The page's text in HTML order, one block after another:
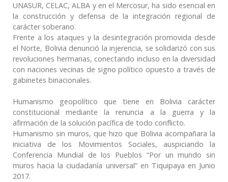
UNASUR, CELAC, ALBA y en el Mercosur, ha sido esencial en
la construcción y defensa de la integración regional de
carácter soberano.
Frente a los ataques y la desintegración promovida desde
el Norte, Bolivia denunció la injerencia, se solidarizó con sus
revoluciones hermanas, conectando incluso en la diversidad
con naciones vecinas de signo político opuesto a través de
gabinetes binacionales.
Humanismo geopolítico que tiene en Bolivia carácter
constitucional mediante la renuncia a la guerra y la
afirmación de la solución pacífica de todo conflicto.
Humanismo sin muros, que hizo que Bolivia acompañara la
iniciativa de los Movimientos Sociales, auspiciando la
Conferencia Mundial de los Pueblos “Por un mundo sin
muros hacia la ciudadanía universal” en Tiquipaya en Junio
2017.